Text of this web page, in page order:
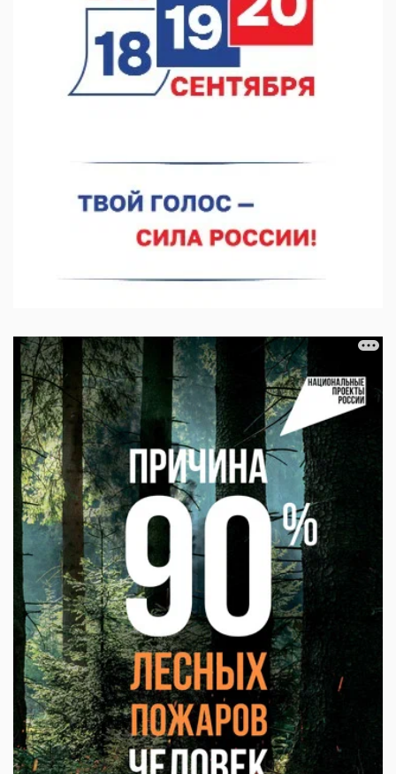
операцию на щитовидной железе
06.08.2026 15:03
Более 30 нижегородцев прошли обучение для соцконтракта
06.08.2026 14:46